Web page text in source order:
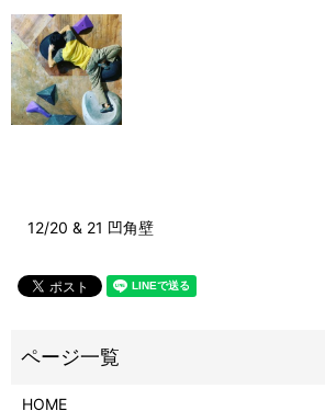
12/20 & 21 凹角壁
HOME